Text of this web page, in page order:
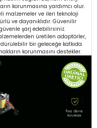
korunmasına yardımcı olur.
malzemeler ve ileri teknoloji
ve dayanıklıdır. Güvenilir
şarj edebilirsiniz.
üretilen adaptörler,
bir geleceğe katkıda
korunmasını destekler.